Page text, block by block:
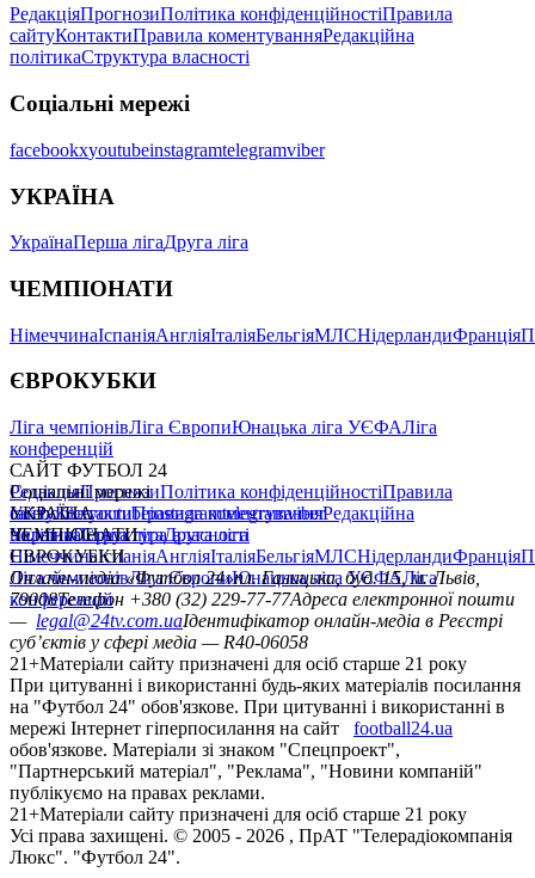
РедакціяПрогнозиПолітика конфіденційностіПравила
сайтуКонтактиПравила коментуванняРедакційна
політикаСтруктура власності
Соціальні мережі
facebookxyoutubeinstagramtelegramviber
УКРАЇНА
УкраїнаПерша лігаДруга ліга
ЧЕМПІОНАТИ
НімеччинаІспаніяАнгліяІталіяБельгіяМЛСНідерландиФранція
ЄВРОКУБКИ
Ліга чемпіонівЛіга ЄвропиЮнацька ліга УЄФАЛіга
конференцій
САЙТ ФУТБОЛ 24
РедакціяПрогнозиПолітика конфіденційностіПравила
сайтуКонтактиПравила коментуванняРедакційна
політикаСтруктура власності
Соціальні мережі
facebookxyoutubeinstagramtelegramviber
УКРАЇНА
УкраїнаПерша лігаДруга ліга
ЧЕМПІОНАТИ
НімеччинаІспаніяАнгліяІталіяБельгіяМЛСНідерландиФранція
ЄВРОКУБКИ
Ліга чемпіонівЛіга ЄвропиЮнацька ліга УЄФАЛіга
конференцій
Онлайн-медіа «Футбол 24»пл. Галицька, буд. 15, м. Львів,
79008Телефон +380 (32) 229-77-77Адреса електронної пошти
— legal@24tv.com.uaІдентифікатор онлайн-медіа в Реєстрі
суб’єктів у сфері медіа — R40-06058
21+Матеріали сайту призначені для осіб старше 21 року
При цитуванні і використанні будь-яких матеріалів посилання
на "Футбол 24" обов'язкове. При цитуванні і використанні в
мережі Інтернет гіперпосилання на сайт
football24.ua
обов'язкове. Матеріали зі знаком "Спецпроект",
"Партнерський матеріал", "Реклама", "Новини компаній"
публікуємо на правах реклами.
21+Матеріали сайту призначені для осіб старше 21 року
Усi права захищенi. © 2005 - 2026 , ПрАТ "Телерадіокомпанія
Люкс". "Футбол 24".